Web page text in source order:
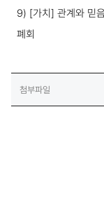
9) [가치] 관계와 믿
폐회
첨부파일